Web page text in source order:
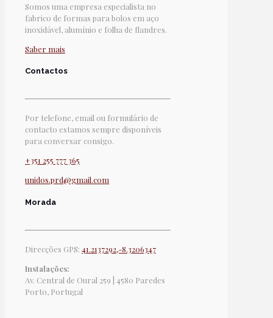
Somos uma empresa especialista no
fabrico de formas para bolos em aço
inoxidável, alumínio e folha de flandres.
Saber mais
Contactos
Por telefone, email ou formulário de
contacto estamos sempre disponíveis
para conversar consigo.
+351 255 777 365
unidos.prd@gmail.com
Morada
Direcções GPS: 41.2137292,-8.3206347
Instalações:
Av. Central de Oural 259 | 4580 Paredes
Porto, Portugal